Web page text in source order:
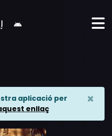
aplicació per
enllaç
×